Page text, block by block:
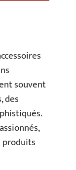
souvent
des
produits